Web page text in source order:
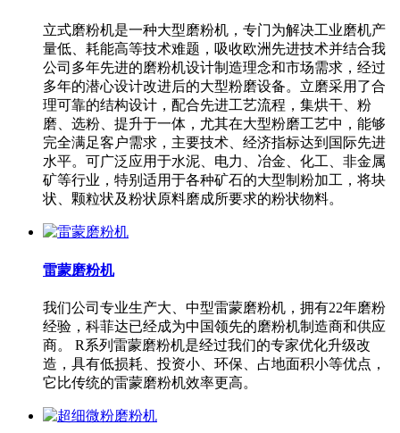
立式磨粉机是一种大型磨粉机，专门为解决工业磨机产
量低、耗能高等技术难题，吸收欧洲先进技术并结合我
公司多年先进的磨粉机设计制造理念和市场需求，经过
多年的潜心设计改进后的大型粉磨设备。立磨采用了合
理可靠的结构设计，配合先进工艺流程，集烘干、粉
磨、选粉、提升于一体，尤其在大型粉磨工艺中，能够
完全满足客户需求，主要技术、经济指标达到国际先进
水平。可广泛应用于水泥、电力、冶金、化工、非金属
矿等行业，特别适用于各种矿石的大型制粉加工，将块
状、颗粒状及粉状原料磨成所要求的粉状物料。
雷蒙磨粉机
我们公司专业生产大、中型雷蒙磨粉机，拥有22年磨粉
经验，科菲达已经成为中国领先的磨粉机制造商和供应
商。 R系列雷蒙磨粉机是经过我们的专家优化升级改
造，具有低损耗、投资小、环保、占地面积小等优点，
它比传统的雷蒙磨粉机效率更高。